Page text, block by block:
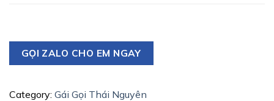
GỌI ZALO CHO EM NGAY
Category: Gái Gọi Thái Nguyên